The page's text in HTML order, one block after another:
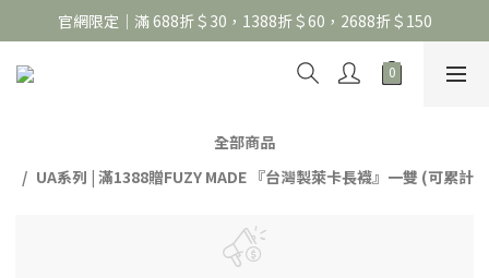
官網限定｜滿 688折＄30，1388折＄60，2688折＄150
官網限定｜滿 688折＄30，1388折＄60，2688折＄150
United Athle系列｜註冊會員299免運
全部商品
UA系列 | 滿1388贈FUZY MADE 『台灣製萊卡長襪』一雙 (可累計